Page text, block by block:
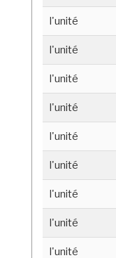
l'unité
l'unité
l'unité
l'unité
l'unité
l'unité
l'unité
l'unité
l'unité